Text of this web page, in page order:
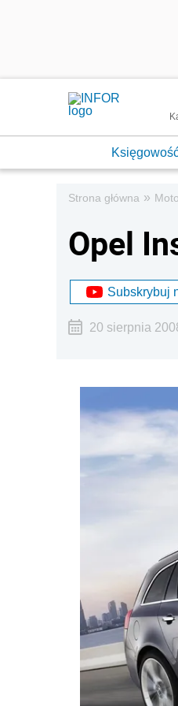
Strona główna » Moto
Opel
Subskrybuj
20 sierpnia